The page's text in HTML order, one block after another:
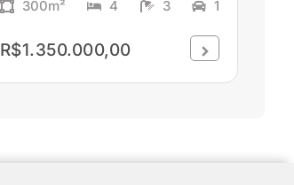
300m² 4 3 1
R$1.350.000,00